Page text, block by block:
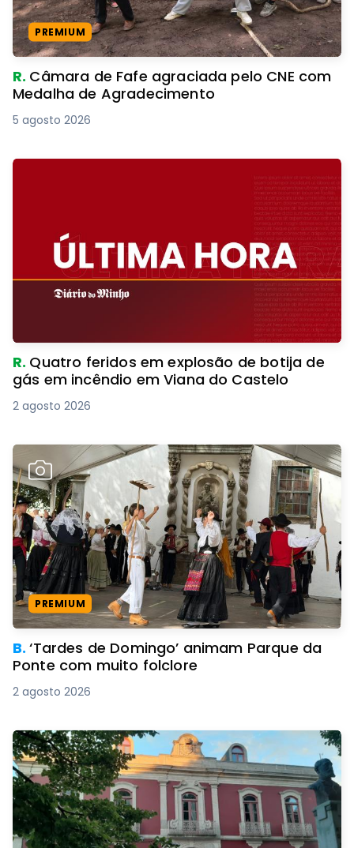
PREMIUM
R. Câmara de Fafe agraciada pelo CNE com
Medalha de Agradecimento
5 agosto 2026
R. Quatro feridos em explosão de botija de
gás em incêndio em Viana do Castelo
2 agosto 2026
PREMIUM
B.‘Tardes de Domingo’ animam Parque da
Ponte com muito folclore
2 agosto 2026